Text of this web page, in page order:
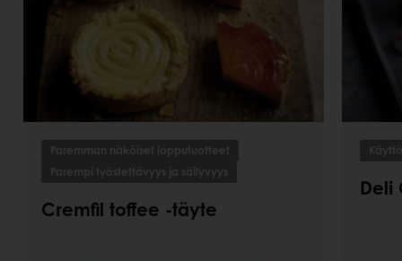
Paremman näköiset lopputuotteet
Parempi työstettävyys ja säilyvyys
Cremfil toffee -täyte
Deli